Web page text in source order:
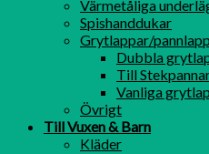
Värmetåliga
Spishanddukar
Grytlappar/
Dubbla
Till
Vanliga
Övrigt
Till Vuxen & Barn
Kläder